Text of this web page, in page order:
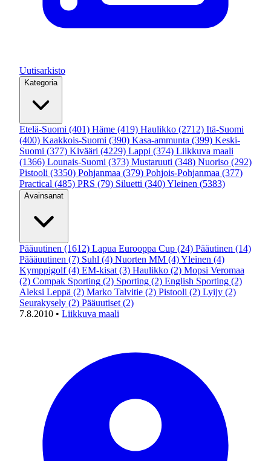
Uutisarkisto
Kategoria
Etelä-Suomi (401) Häme (419) Haulikko (2712) Itä-Suomi
(400) Kaakkois-Suomi (390) Kasa-ammunta (399) Keski-
Suomi (377) Kivääri (4229) Lappi (374) Liikkuva maali
(1366) Lounais-Suomi (373) Mustaruuti (348) Nuoriso (292)
Pistooli (3350) Pohjanmaa (379) Pohjois-Pohjanmaa (377)
Practical (485) PRS (79) Siluetti (340)Yleinen (5383)
Avainsanat
Pääuutinen (1612) Lapua Eurooppa Cup (24) Pääutinen (14)
Päääuutinen (7) Suhl (4) Nuorten MM (4)Yleinen (4)
Kymppigolf (4) EM-kisat (3) Haulikko (2) Mopsi Veromaa
(2) Compak Sporting (2) Sporting (2) English Sporting (2)
Aleksi Leppä (2) Marko Talvitie (2) Pistooli (2) Lyijy (2)
Seurakysely (2) Pääuutiset (2)
7.8.2010 • Liikkuva maali